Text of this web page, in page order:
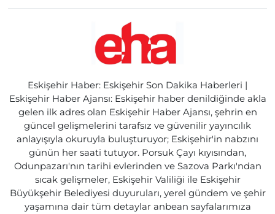
Eskişehir Haber: Eskişehir Son Dakika Haberleri |
Eskişehir Haber Ajansı: Eskişehir haber denildiğinde akla
gelen ilk adres olan Eskişehir Haber Ajansı, şehrin en
güncel gelişmelerini tarafsız ve güvenilir yayıncılık
anlayışıyla okuruyla buluşturuyor; Eskişehir'in nabzını
günün her saati tutuyor. Porsuk Çayı kıyısından,
Odunpazarı'nın tarihi evlerinden ve Sazova Parkı'ndan
sıcak gelişmeler, Eskişehir Valiliği ile Eskişehir
Büyükşehir Belediyesi duyuruları, yerel gündem ve şehir
yaşamına dair tüm detaylar anbean sayfalarımıza